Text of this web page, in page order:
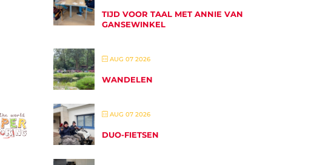
TIJD VOOR TAAL MET ANNIE VAN
GANSEWINKEL
AUG 07 2026
WANDELEN
AUG 07 2026
DUO-FIETSEN